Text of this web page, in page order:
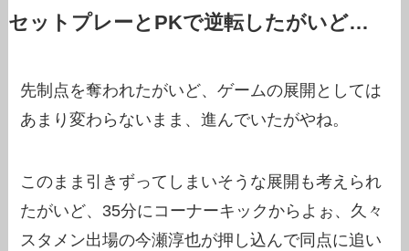
セットプレーとPKで逆転したがいど…
先制点を奪われたがいど、ゲームの展開としては
あまり変わらないまま、進んでいたがやね。
このまま引きずってしまいそうな展開も考えられ
たがいど、35分にコーナーキックからよぉ、久々
スタメン出場の今瀬淳也が押し込んで同点に追い